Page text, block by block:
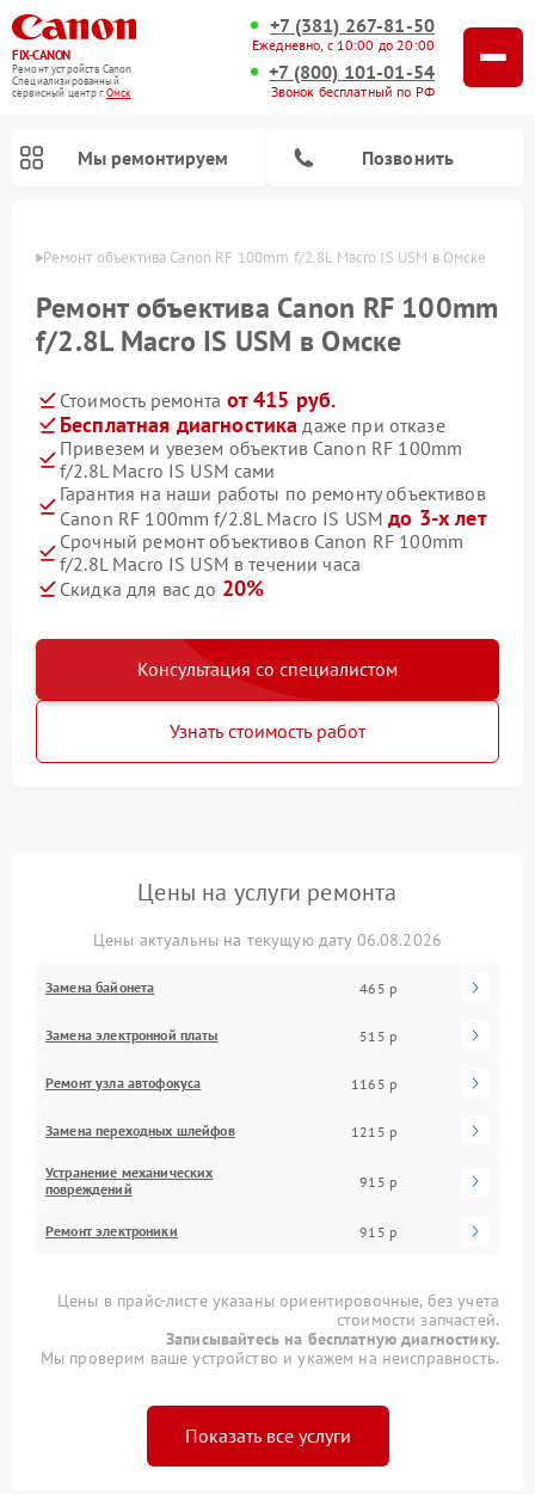
FIX-CANON
Ремонт устройств Canon
Специализированный
cервисный центр г.Омск
+7 (381) 267-81-50
Ежедневно, с 10:00 до 20:00
+7 (800) 101-01-54
Звонок бесплатный по РФ
Мы ремонтируем Позвонить
Ремонт объектива Canon RF 100mm f/2.8L Macro IS USM в Омске
Ремонт объектива Canon RF 100mm
f/2.8L Macro IS USM в Омске
Стоимость ремонта от 415 руб.
Бесплатная диагностика даже при отказе
Привезем и увезем объектив Canon RF 100mm
f/2.8L Macro IS USM сами
Гарантия на наши работы по ремонту объективов
Canon RF 100mm f/2.8L Macro IS USMдо 3-х лет
Срочный ремонт объективов Canon RF 100mm
f/2.8L Macro IS USM в течении часа
Скидка для вас до 20%
Консультация со специалистом
Узнать стоимость работ
Цены на услуги ремонта
Цены актуальны на текущую дату 06.08.2026
Замена байонета 465 р
Замена электронной платы 515 р
Ремонт узла автофокуса 1165 р
Замена переходных шлейфов 1215 р
Устранение механических
повреждений
915 р
Ремонт электроники 915 р
Цены в прайс-листе указаны ориентировочные, без учета
стоимости запчастей.
Записывайтесь на бесплатную диагностику.
Мы проверим ваше устройство и укажем на неисправность.
Показать все услуги